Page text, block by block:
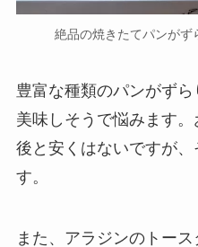
絶品の焼きたてパンが
豊富な種類のパンがず
美味しそうで悩みます
後と安くはないですが
す。
また、アラジンのトー